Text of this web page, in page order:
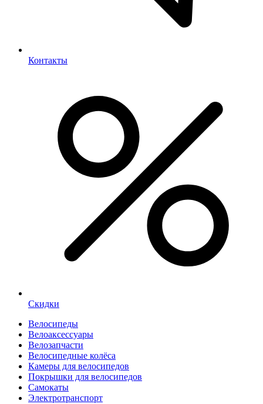
Контакты
Скидки
Велосипеды
Велоаксессуары
Велозапчасти
Велосипедные колёса
Камеры для велосипедов
Покрышки для велосипедов
Самокаты
Электротранспорт